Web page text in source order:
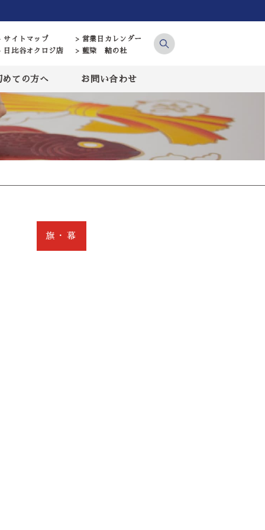
サイトマップ
> 営業日カレンダー
日比谷オクロジ店
> 藍染 結の杜
めての方へ お問い合わせ
旗・幕